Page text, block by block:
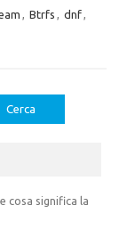
, Btrfs , dnf,
cosa significa la